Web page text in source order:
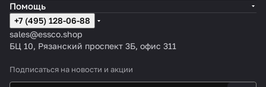
Помощь
+7 (495) 128-06-88
sales@essco.shop
БЦ 10, Рязанский проспект 3Б, офис 311
Подписаться на новости и акции